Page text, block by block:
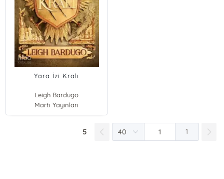
Yara İzi Kralı
Leigh Bardugo
Martı Yayınları
5 1